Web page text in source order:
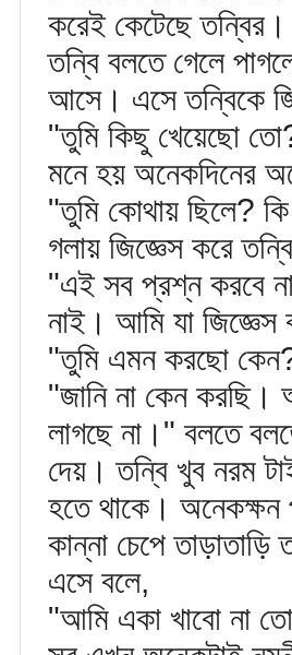
করেই কেটেছে
তন্বি বলতে গেলে
আসে। এসে তন্বিকে
"তুমি কিছু খেয়েছো
মনে হয় অনেকদিনের
"তুমি কোথায় ছিলে?
গলায় জিজ্ঞেস করে
"এই সব প্রশ্ন করবে
নাই। আমি যা জিজ্ঞেস
"তুমি এমন করছো
"জানি না কেন করছি।
লাগছে না।" বলতে
দেয়। তন্বি খুব নরম
হতে থাকে। অনেকক্ষন
কান্না চেপে
এসে বলে,
"আমি একা খাবো না